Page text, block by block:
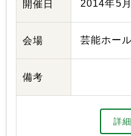
開催日 2014年5
会場 芸能ホール
備考
詳